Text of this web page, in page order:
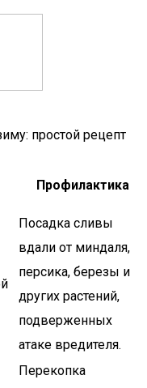
простой рецепт
Профилактика
Посадка сливы
вдали от миндаля,
персика, березы и
других растений,
подверженных
атаке вредителя.
Перекопка